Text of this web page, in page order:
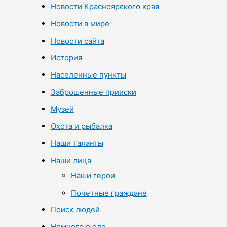
Новости Красноярского края
Новости в мире
Новости сайта
История
Населенные пункты
Заброшенные прииски
Музей
Охота и рыбалка
Наши таланты
Наши лица
Наши герои
Почетные граждане
Поиск людей